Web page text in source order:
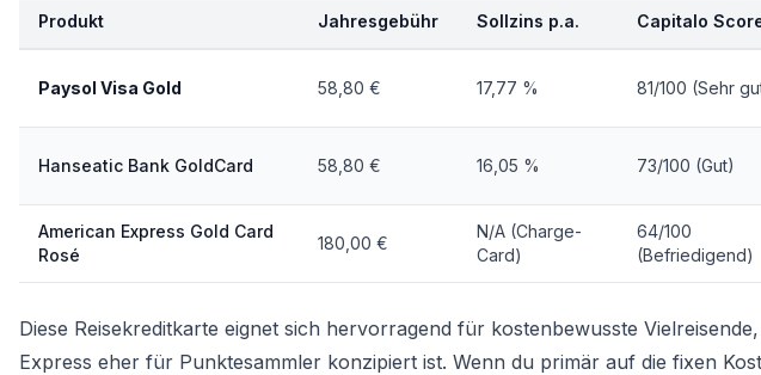
Produkt Jahresgebühr Sollzins p.a. Capitalo
Paysol Visa Gold 58,80 € 17,77 % 81/100 (Sehr
Hanseatic Bank GoldCard 58,80 € 16,05 % 73/100 (Gut)
American Express Gold Card
Rosé
180,00 €
N/A (Charge-
Card)
64/100
(Befriedigend)
Diese Reisekreditkarte eignet sich hervorragend für kostenbewusste
Express eher für Punktesammler konzipiert ist. Wenn du primär auf die fixen